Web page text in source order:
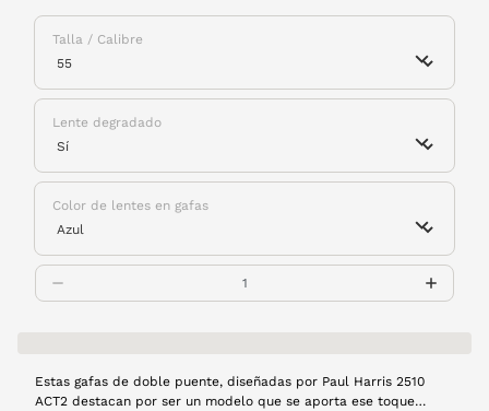
Talla / Calibre
Lente degradado
Color de lentes en gafas
Estas gafas de doble puente, diseñadas por Paul Harris 2510
ACT2 destacan por ser un modelo que se aporta ese toque